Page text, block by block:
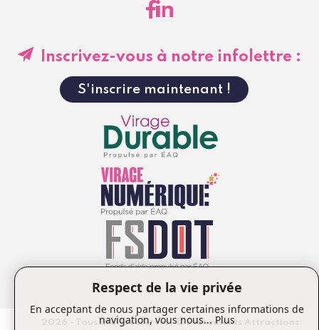
Inscrivez-vous à notre infolettre :
S'inscrire maintenant !
2026 - Tous droits réservés. © Événements Attractions
Respect de la vie privée
En acceptant de nous partager certaines informations de
navigation, vous nous...Plus